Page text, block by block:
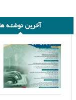
آخرین نوشته